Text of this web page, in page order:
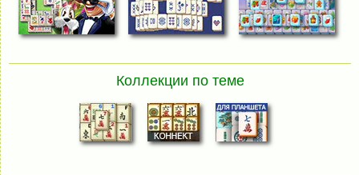
Коллекции по теме